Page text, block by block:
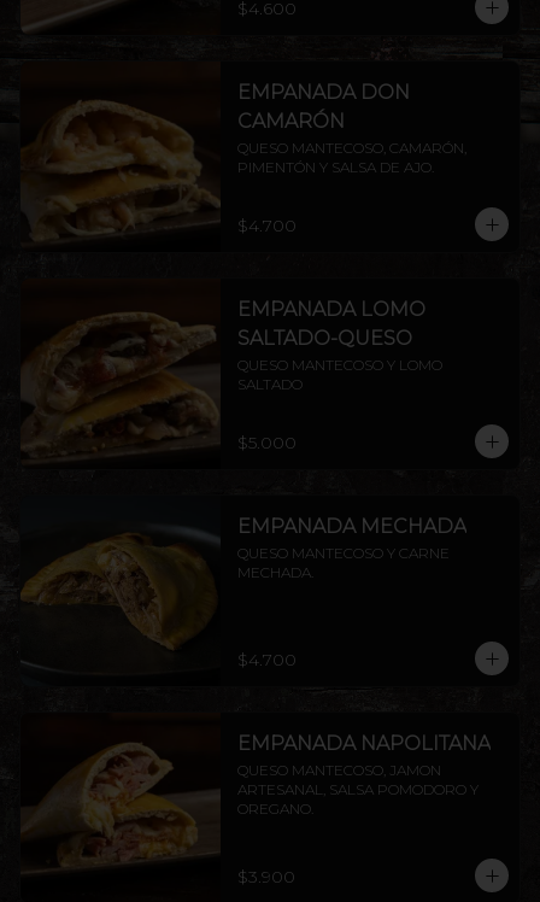
$4.600
EMPANADA DON
CAMARÓN
QUESO MANTECOSO, CAMARÓN,
PIMENTÓN Y SALSA DE AJO.
$4.700
EMPANADA LOMO
SALTADO-QUESO
QUESO MANTECOSO Y LOMO
SALTADO
$5.000
EMPANADA MECHADA
QUESO MANTECOSO Y CARNE
MECHADA.
$4.700
EMPANADA NAPOLITANA
QUESO MANTECOSO, JAMON
ARTESANAL, SALSA POMODORO Y
OREGANO.
$3.900